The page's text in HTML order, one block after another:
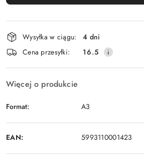
Dostępność
i
dostawa
Wysyłka w ciągu:
4 dni
Cena przesyłki:
16.5
Więcej o produkcie
Format: A3
EAN: 5993110001423